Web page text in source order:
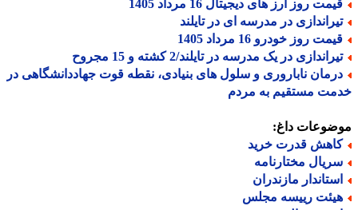
روز ارز های دیجیتال 16 مرداد 1405
در مدرسه ای در تایلند
روز خودرو 16 مرداد 1405
در یک مدرسه در تایلند/2 کشته و 15 مجروح
ناباروری و سلول های بنیادی، نقطه قوت جهاددانشگاهی در
مستقیم به مردم
داغ:
قدرت خرید
مختارنامه
مازندران
رییسه مجلس